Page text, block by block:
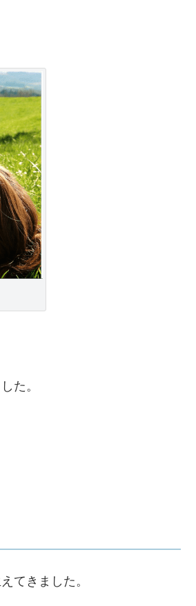
た。
てきました。